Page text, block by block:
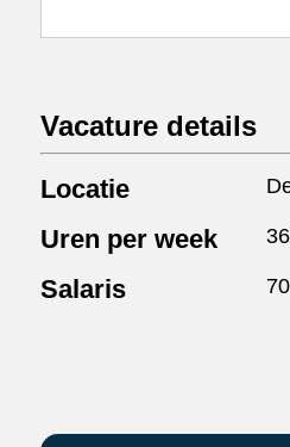
Vacature details
Locatie
Uren per week
Salaris